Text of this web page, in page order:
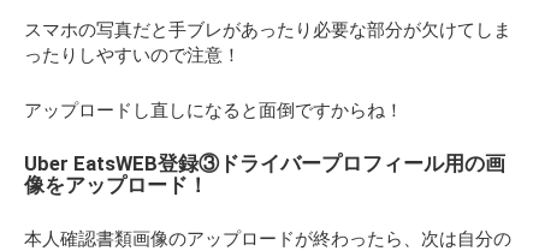
スマホの写真だと手ブレがあったり必要な部分が欠けてしま
ったりしやすいので注意！
アップロードし直しになると面倒ですからね！
Uber EatsWEB登録③ドライバープロフィール用の画
像をアップロード！
本人確認書類画像のアップロードが終わったら、次は自分の